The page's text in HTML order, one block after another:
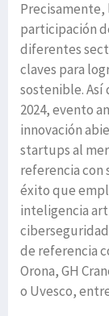
participación
diferentes
claves para
sostenible. Así
2024, evento
innovación
startups al
referencia con
éxito que
inteligencia
de referencia
Orona, GH
o Uvesco,